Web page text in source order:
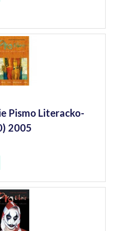
Pismo Literacko-
2005